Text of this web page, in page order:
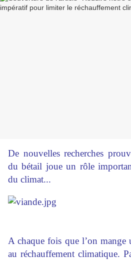
De nouvelles recherches
du bétail joue un rôle
du climat...
A chaque fois que l’on mange
au réchauffement climatique.